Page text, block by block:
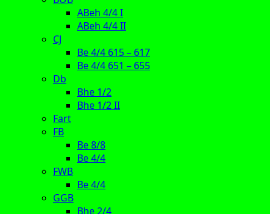
ABeh 4/4 I
ABeh 4/4 II
CJ
Be 4/4 615 – 617
Be 4/4 651 – 655
Db
Bhe 1/2
Bhe 1/2 II
Fart
FB
Be 8/8
Be 4/4
FWB
Be 4/4
GGB
Bhe 2/4